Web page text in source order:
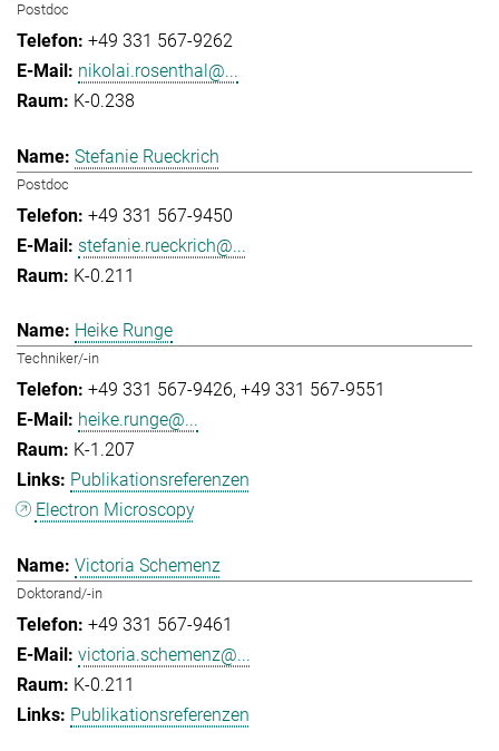
Postdoc
+49 331 567-9262
nikolai.rosenthal@...
K-0.238
Stefanie Rueckrich
Postdoc
+49 331 567-9450
stefanie.rueckrich@...
K-0.211
Heike Runge
Techniker/-in
+49 331 567-9426 +49 331 567-9551
heike.runge@...
K-1.207
Publikationsreferenzen
Electron Microscopy
Victoria Schemenz
Doktorand/-in
+49 331 567-9461
victoria.schemenz@...
K-0.211
Publikationsreferenzen